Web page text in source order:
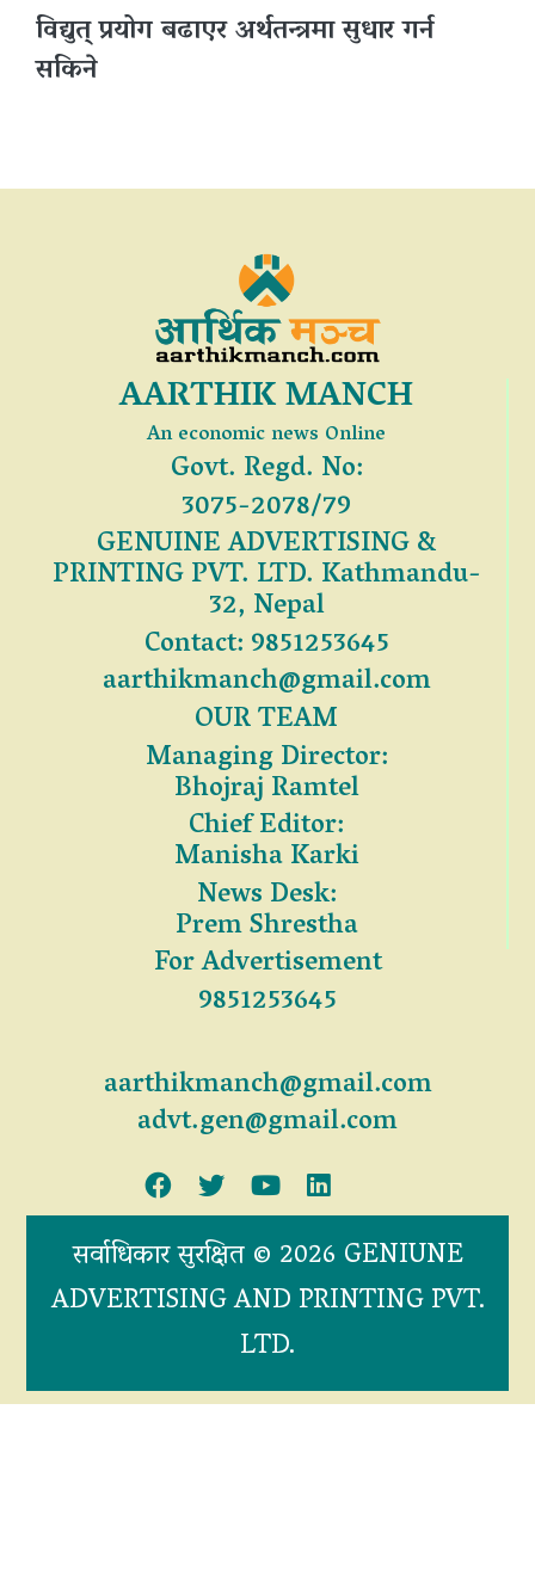
विद्युत् प्रयोग बढाएर अर्थतन्त्रमा सुधार गर्न
सकिने
AARTHIK MANCH
An economic news Online
Govt. Regd. No:
3075-2078/79
GENUINE ADVERTISING &
PRINTING PVT. LTD. Kathmandu-
32, Nepal
Contact: 9851253645
aarthikmanch@gmail.com
OUR TEAM
Managing Director:
Bhojraj Ramtel
Chief Editor:
Manisha Karki
News Desk:
Prem Shrestha
For Advertisement
9851253645
aarthikmanch@gmail.com
advt.gen@gmail.com
सर्वाधिकार सुरक्षित © 2026 GENIUNE
ADVERTISING AND PRINTING PVT.
LTD.